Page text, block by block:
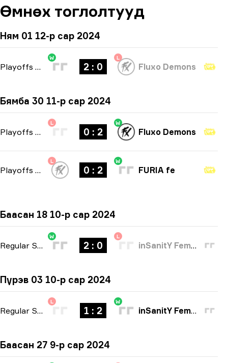
Өмнөх тоглолтууд
Ням 01 12-р сар 2024
Playoffs bo3
W
2 : 0
L
Fluxo Demons
Бямба 30 11-р сар 2024
Playoffs
L
0 : 2
W
Fluxo Demons
Playoffs bo3
L
0 : 2
W
FURIA fe
Баасан 18 10-р сар 2024
Regular Season -
W
2 : 0
L
inSanitY Female
Пүрэв 03 10-р сар 2024
Regular Season
L
1 : 2
W
inSanitY Female
Баасан 27 9-р сар 2024